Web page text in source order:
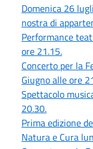
Domenica 26
nostra di
Performance
ore 21.15.
Concerto per la
Giugno alle ore
Spettacolo
20.30.
Prima edizione
Natura e Cura